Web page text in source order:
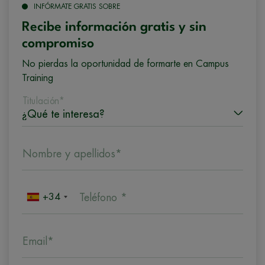
INFÓRMATE GRATIS SOBRE
Recibe información gratis y sin
compromiso
No pierdas la oportunidad de formarte en Campus
Training
Titulación*
Nombre y apellidos*
+34 Teléfono *
Email*